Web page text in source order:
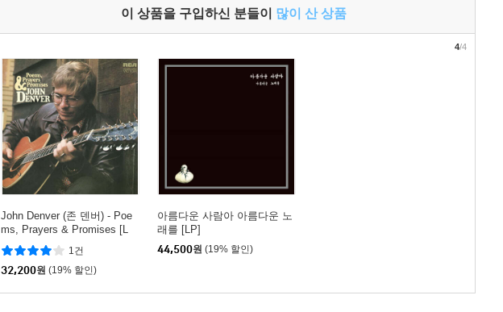
이 상품을 구입하신 분들이 많이 산 상품
John Denver (존 덴버) - Poe
ms, Prayers & Promises [L
P]
1건
32,200원 (19% 할인)
아름다운 사람아 아름다운 노
래를 [LP]
44,500원 (19% 할인)
4/4